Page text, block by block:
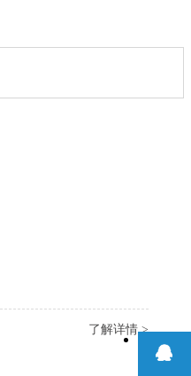
了解详情 >